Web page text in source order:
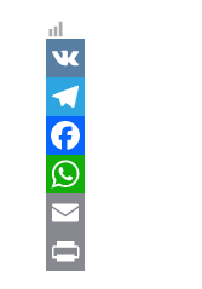
VK
Telegram
Facebook
WhatsApp
Email